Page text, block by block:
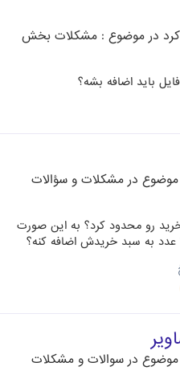
در موضوع : مشکلات بخش
باید اضافه بشه؟
در مشکلات و سؤالات
رو محدود کرد؟ به این صورت
در سوالات و مشکلات